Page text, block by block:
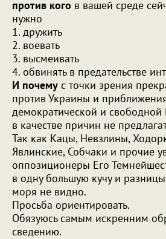
против кого в вашей среде
нужно
1. дружить
2. воевать
3. высмеивать
4. обвинять в предательстве
И почему с точки зрения
против Украины и
демократической и
в качестве причин не
Так как Кацы, Невзлины,
Явлинские, Собчаки и прочие
оппозиционеры Его
в одну большую кучу и
моря не видно.
Просьба ориентировать.
Обязуюсь самым искренним
сведению.